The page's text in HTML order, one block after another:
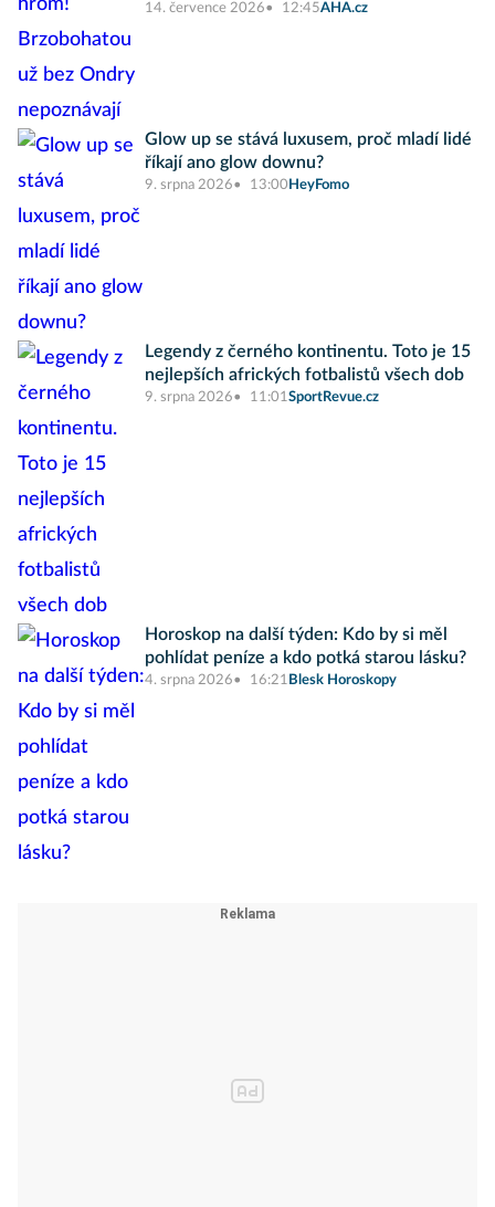
14. července 2026 12:45AHA.cz
Glow up se stává luxusem, proč mladí lidé
říkají ano glow downu?
9. srpna 2026 13:00 HeyFomo
Legendy z černého kontinentu. Toto je 15
nejlepších afrických fotbalistů všech dob
9. srpna 2026 11:01SportRevue.cz
Horoskop na další týden: Kdo by si měl
pohlídat peníze a kdo potká starou lásku?
4. srpna 2026 16:21 Blesk Horoskopy